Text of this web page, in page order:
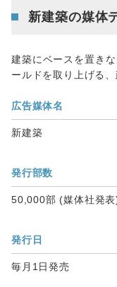
新建築の媒体
建築にベースを置き
ールドを取り上げる
広告媒体名
新建築
発行部数
50,000部 (媒体社発
発行日
毎月1日発売